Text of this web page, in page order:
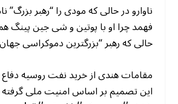
ناوارو در حالی که مودی را “رهبر
فهمد چرا او با پوتین و شی جین پینگ
حالی که رهبر “بزرگترین دموکراسی
مقامات هندی از خرید نفت روسیه دفاع
این تصمیم بر اساس امنیت ملی